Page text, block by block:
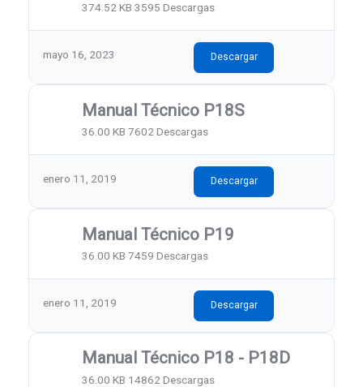
374.52 KB3595 Descargas
mayo 16, 2023 Descargar
Manual Técnico P18S
36.00 KB7602 Descargas
enero 11, 2019 Descargar
Manual Técnico P19
36.00 KB7459 Descargas
enero 11, 2019 Descargar
Manual Técnico P18 - P18D
36.00 KB 14862 Descargas